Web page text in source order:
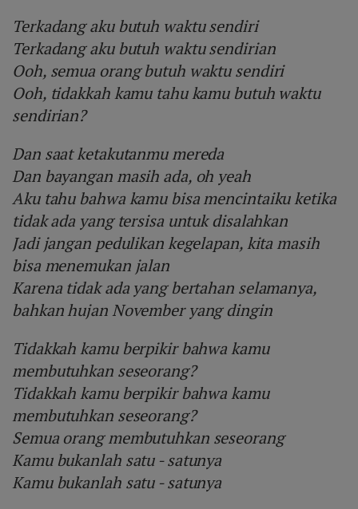
Terkadang aku butuh waktu sendiri
Terkadang aku butuh waktu sendirian
Ooh, semua orang butuh waktu sendiri
Ooh, tidakkah kamu tahu kamu butuh waktu
sendirian?
Dan saat ketakutanmu mereda
Dan bayangan masih ada, oh yeah
Aku tahu bahwa kamu bisa mencintaiku ketika
tidak ada yang tersisa untuk disalahkan
Jadi jangan pedulikan kegelapan, kita masih
bisa menemukan jalan
Karena tidak ada yang bertahan selamanya,
bahkan hujan November yang dingin
Tidakkah kamu berpikir bahwa kamu
membutuhkan seseorang?
Tidakkah kamu berpikir bahwa kamu
membutuhkan seseorang?
Semua orang membutuhkan seseorang
Kamu bukanlah satu - satunya
Kamu bukanlah satu - satunya